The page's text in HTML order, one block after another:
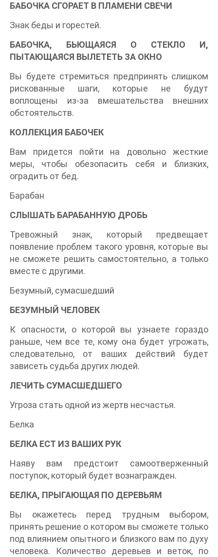
БАБОЧКА СГОРАЕТ В ПЛАМЕНИ СВЕЧИ
Знак беды и горестей.
БАБОЧКА, БЬЮЩАЯСЯ О СТЕКЛО И,
ПЫТАЮЩАЯСЯ ВЫЛЕТЕТЬ ЗА ОКНО
Вы будете стремиться предпринять слишком
рискованные шаги, которые не будут
воплощены из-за вмешательства внешних
обстоятельств.
КОЛЛЕКЦИЯ БАБОЧЕК
Вам придется пойти на довольно жесткие
меры, чтобы обезопасить себя и близких,
оградить от бед.
Барабан
СЛЫШАТЬ БАРАБАННУЮ ДРОБЬ
Тревожный знак, который предвещает
появление проблем такого уровня, которые вы
не сможете решить самостоятельно, а только
вместе с другими.
Безумный, сумасшедший
БЕЗУМНЫЙ ЧЕЛОВЕК
К опасности, о которой вы узнаете гораздо
раньше, чем все те, кому она будет угрожать,
следовательно, от ваших действий будет
зависеть судьба других людей.
ЛЕЧИТЬ СУМАСШЕДШЕГО
Угроза стать одной из жертв несчастья.
Белка
БЕЛКА ЕСТ ИЗ ВАШИХ РУК
Наяву вам предстоит самоотверженный
поступок, который будет вознагражден.
БЕЛКА, ПРЫГАЮЩАЯ ПО ДЕРЕВЬЯМ
Вы окажетесь перед трудным выбором,
принять решение о котором вы сможете только
под влиянием опытного и близкого вам по духу
человека. Количество деревьев и веток, по